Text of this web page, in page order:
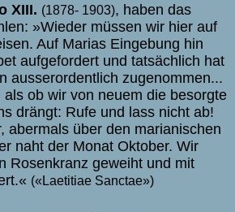
XIII. (1878- 1903), haben das
»Wieder müssen wir hier auf
Auf Marias Eingebung hin
aufgefordert und tatsächlich hat
ausserordentlich zugenommen...
ob wir von neuem die besorgte
drängt: Rufe und lass nicht ab!
abermals über den marianischen
naht der Monat Oktober. Wir
Rosenkranz geweiht und mit
(«Laetitiae Sanctae»)